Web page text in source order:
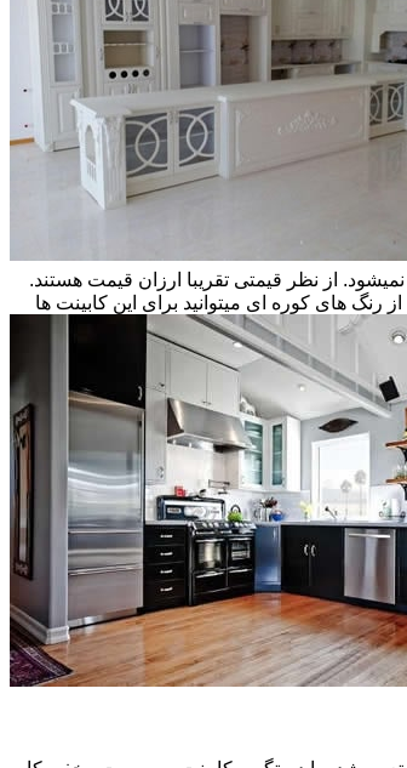
از نظر قیمتی تقریبا ارزان قیمت هستند.
رنگ های کوره ای میتوانید برای این کابینت ها